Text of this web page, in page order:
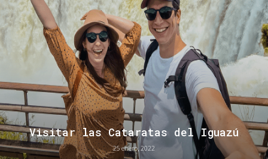
Visitar las Cataratas del Iguazú
25 enero, 2022